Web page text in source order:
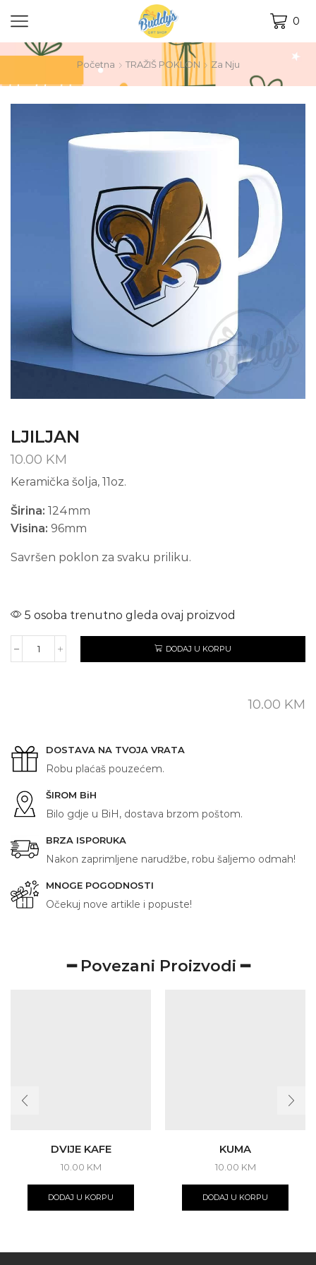
0
Početna TRAŽIŠ POKLON Za Nju
LJILJAN
10.00 KM
Keramička šolja, 11oz.
Širina: 124mm
Visina: 96mm
Savršen poklon za svaku priliku.
5 osoba trenutno gleda ovaj proizvod
LJILJAN
DODAJ U KORPU
10.00 KM
DOSTAVA NA TVOJA VRATA
Robu plaćaš pouzećem.
ŠIROM BiH
Bilo gdje u BiH, dostava brzom poštom.
BRZA ISPORUKA
Nakon zaprimljene narudžbe, robu šaljemo odmah!
MNOGE POGODNOSTI
Očekuj nove artikle i popuste!
━ Povezani Proizvodi ━
DVIJE KAFE
10.00 KM
DODAJ U KORPU
KUMA
10.00 KM
DODAJ U KORPU